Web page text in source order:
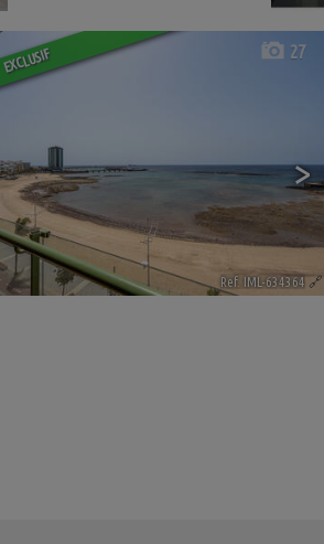
EXCLUSIF
>
27
Ref. IML-634364 🔗